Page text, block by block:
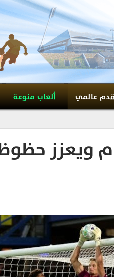
عالمي ألعاب منوعة
ويعزز